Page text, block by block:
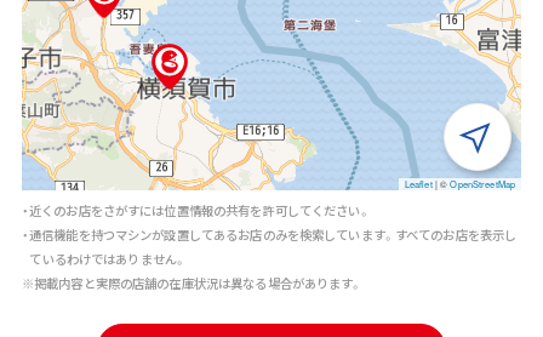
Leaflet |©OpenStreetMap
・近くのお店をさがすには位置情報の共有を許可してください。
・通信機能を持つマシンが設置してあるお店のみを検索しています。すべてのお店を表示し
ているわけではありません。
※掲載内容と実際の店舗の在庫状況は異なる場合があります。